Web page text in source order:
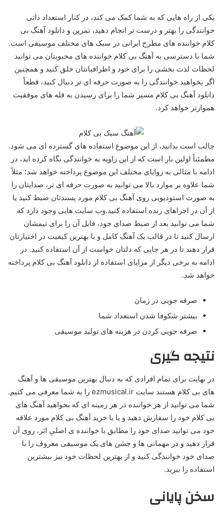
یکی از راه هایی که به شما کمک می کند، در کنار استعداد ذاتی
خوانندگی را بهتر و درست تر انجام دهید، تمرین و دانلود آهنگ بی
کلام خواننده های مطرح ایرانی در سبک های مختلف موسیقی است.
شما با دسترسی به آهنگ بی کلام خواننده های محبوبتان می توانید
لحظات لذت بخشی را برای خود و اطرافیانتان خلق کنید و همچنین
اگر بخواهید خوانندگی را به صورت حرفه ای تر دنبال کنید، قطعاً
دانلود آهنگ بی کلام مسیر شما را برای رسیدن به قله های موفقیت
هموارتر خواهد کرد.
جالب است بدانید، از این موضوع استفاده های گسترده ای می شود.
مطمئناً اولین بار است که از این زاویه به خوانندگی نگاه کرده اید، در
ادامه با مثالی به زوایای مختلف این موضوع پرداخته خواهد شد؛ مثلاً
شما علاوه بر موارد بالا می توانید به صورت حرفه ای تر، صدایتان را
به صورت استودیویی روی آهنگ بی کلام مورد پسندتان ضبط کنید یا
از آن در اجراهای زنده استفاده کنید.وب سایت هایی وجود دارد که
شما می توانید بعد از ضبط صدای خود، فایل آن را برای تیمشان
ارسال کنید تا در قالب یک آهنگ کامل و با بهترین کیفیت در اختیارتان
قرار دهند تا در هر جایی که دلتان خواست از آن استفاده کنید. در
ادامه به برخی دیگر از مزایای استفاده از دانلود آهنگ بی کلام پرداخته
خواهد شد.
صرفه جویی در زمان
بیشتر شکوفا شدن استعداد شما
صرفه جویی کردن در هزینه های تولید موسیقی
نتیجه گیری
در نهایت برای تمام افرادی که به دنبال بهترین موسیقی ها و آهنگ
های بی کلام هستند سایت ezmusical.ir را به شما معرفی می کنیم.
شما می توانید از هر خواننده در هر زمینه ای که بخواهید آهنگ های
بی کلام خود را سفارش دهید و یا با خرید آهنگ بی کلام مورد علاقه
خود می توانید صدای خود را مطابق با خواننده ی اصلیِ اثر، روی آن
قرار دهید و در مهمانی ها و جشن های یک موسیقی معروف را با
صدای خود خوانندگی کنید و از بهترین لحظات خود نیز بیشترین
استفاده را ببرید.
سخن پایانی